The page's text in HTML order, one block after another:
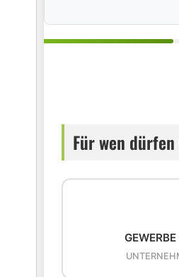
Für wen